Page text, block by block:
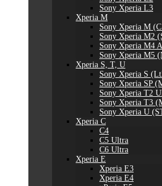
Sony Xperia L3
Xperia M
Sony Xperia M
Sony Xperia M2
Sony Xperia M4
Sony Xperia M5
Xperia S, T, U
Sony Xperia S
Sony Xperia SP
Sony Xperia T2
Sony Xperia T3
Sony Xperia U
Xperia C
C4
C5 Ultra
C6 Ultra
Xperia E
Xperia E3
Xperia E4